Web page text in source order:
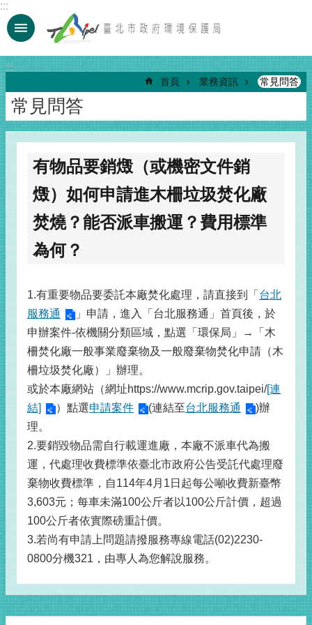
跳到主要內容區塊
:::
:::
首頁 業務資訊 常見問答
常見問答
有物品要銷燬（或機密文件銷
燬）如何申請進木柵垃圾焚化廠
焚燒？能否派車搬運？費用標準
為何？
1.有重要物品要委託本廠焚化處理，請直接到「 台北
服務通
」申請，進入「台北服務通」首頁後，於
申辦案件-依機關分類區域，點選「環保局」→「木
柵焚化廠一般事業廢棄物及一般廢棄物焚化申請（木
柵垃圾焚化廠）」辦理。
或於本廠網站（網址https://www.mcrip.gov.taipei/[連
結]
）點選申請案件 (連結至台北服務通
)辦
理。
2.要銷毀物品需自行載運進廠，本廠不派車代為搬
運，代處理收費標準依臺北市政府公告受託代處理廢
棄物收費標準，自114年4月1日起每公噸收費新臺幣
3,603元；每車未滿100公斤者以100公斤計價，超過
100公斤者依實際磅重計價。
3.若尚有申請上問題請撥服務專線電話(02)2230-
0800分機321，由專人為您解說服務。